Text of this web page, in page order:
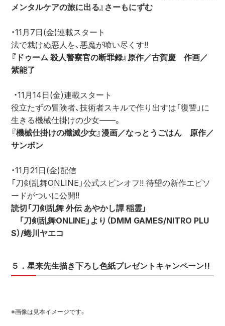
メンタルケアの旅に出る』さーもにずむ
・11月7日(金)連載スタート
法で裁けぬ悪人を、悪魔が喰い尽くす!!
『ドゥーム 殺人警察官の断罪録』原作／古賀慶　作画／
紫能了
・11月14日(金)連載スタート
役立たずの冒険者、技術者スキルで作り出すは「復讐」に
生きる機械仕掛けの少女——。
『機械仕掛けの殲滅少女』漫画／なっとうごはん　原作／
サンボン
・11月21日(金)配信
「刀剣乱舞ONLINE」公式スピンオフ!! 待望の新作エピソ
ードがついに公開!!
読切「刀剣乱舞 外伝 あやかし譚 稲霊」
「刀剣乱舞ONLINE」より（DMM GAMES/NITRO PLU
S）/蜷川ヤエコ
５．星来先生描き下ろし色紙プレゼントキャンペーン!!
※画像は見本イメージです。